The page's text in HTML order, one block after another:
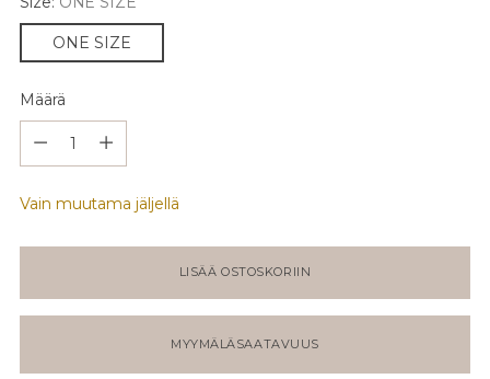
ONE SIZE
Määrä
Vain muutama jäljellä
LISÄÄ OSTOSKORIIN
MYYMÄLÄSAATAVUUS